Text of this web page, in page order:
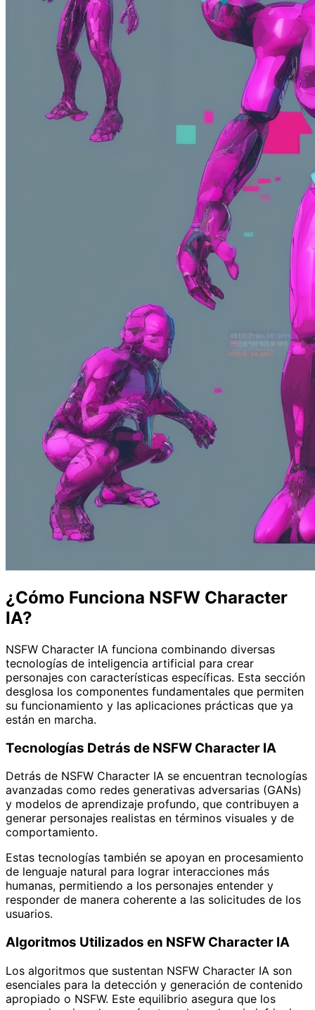
¿Cómo Funciona NSFW Character
IA?
NSFW Character IA funciona combinando diversas
tecnologías de inteligencia artificial para crear
personajes con características específicas. Esta sección
desglosa los componentes fundamentales que permiten
su funcionamiento y las aplicaciones prácticas que ya
están en marcha.
Tecnologías Detrás de NSFW Character IA
Detrás de NSFW Character IA se encuentran tecnologías
avanzadas como redes generativas adversarias (GANs)
y modelos de aprendizaje profundo, que contribuyen a
generar personajes realistas en términos visuales y de
comportamiento.
Estas tecnologías también se apoyan en procesamiento
de lenguaje natural para lograr interacciones más
humanas, permitiendo a los personajes entender y
responder de manera coherente a las solicitudes de los
usuarios.
Algoritmos Utilizados en NSFW Character IA
Los algoritmos que sustentan NSFW Character IA son
esenciales para la detección y generación de contenido
apropiado o NSFW. Este equilibrio asegura que los